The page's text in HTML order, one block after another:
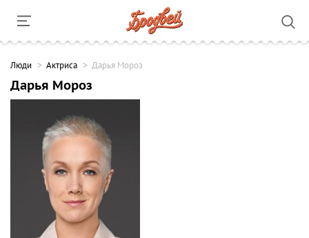
Люди Актриса Дарья Мороз
Дарья Мороз